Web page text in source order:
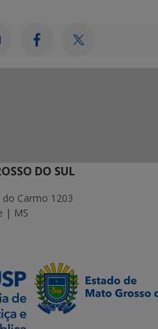
DO SUL
Carmo 1203
| MS